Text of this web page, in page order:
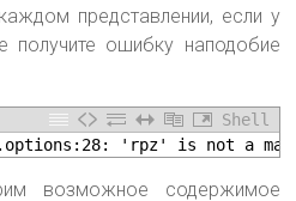
представлении, если у
получите ошибку наподобие
Shell
'rpz' is not a
возможное содержимое